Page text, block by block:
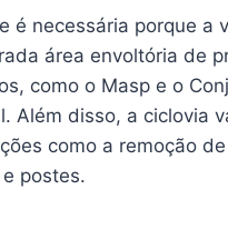
é necessária porque a
área envoltória de
como o Masp e o
Além disso, a ciclovia
como a remoção
postes.